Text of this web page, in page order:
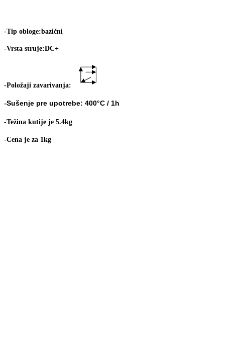
-Tip obloge:bazični
-Vrsta struje:DC+
-Položaji zavarivanja:
-Sušenje pre upotrebe: 400°C / 1h
-Težina kutije je 5.4kg
-Cena je za 1kg